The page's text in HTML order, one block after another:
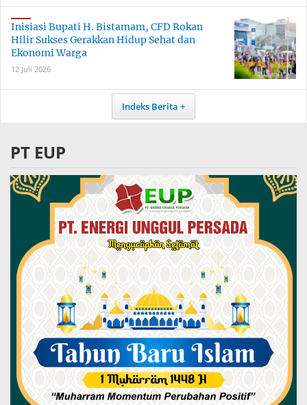
Inisiasi Bupati H. Bistamam, CFD Rokan
Hilir Sukses Gerakkan Hidup Sehat dan
Ekonomi Warga
12 Juli 2026
Indeks Berita
PT EUP